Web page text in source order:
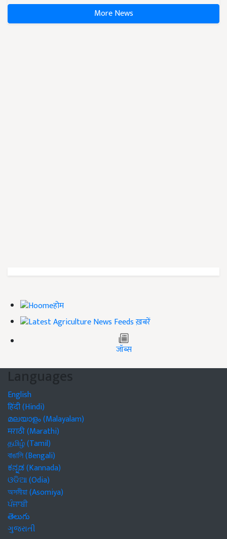
More News
होम
ख़बरें
जॉब्स
Languages
English
हिंदी (Hindi)
മലയാളം (Malayalam)
मराठी (Marathi)
தமிழ் (Tamil)
বাঙালি (Bengali)
ಕನ್ನಡ (Kannada)
ଓଡିଆ (Odia)
অসমীয়া (Asomiya)
ਪੰਜਾਬੀ
తెలుగు
ગુજરાતી